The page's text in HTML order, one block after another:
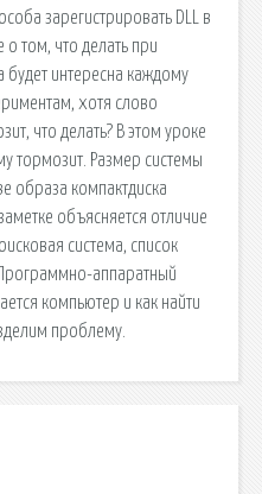
зарегистрировать DLL в
том, что делать при
интересна каждому
хотя слово
что делать? В этом уроке
тормозит. Размер системы
образа компактдиска
объясняется отличие
сиcтема, список
аппаратный
компьютер и как найти
проблему.